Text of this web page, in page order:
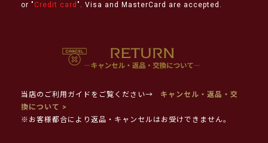
or " Credit card ". Visa and MasterCard are accepted.
当店のご利用ガイドをご覧ください→
キャンセル・返品・交
換について >
※お客様都合により返品・キャンセルはお受けできません。